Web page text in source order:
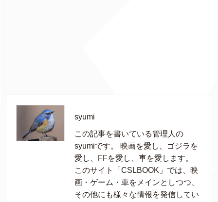
syumi
この記事を書いている管理人の
syumiです。 映画を愛し、ゴジラを
愛し、FFを愛し、車を愛します。
このサイト「CSLBOOK」では、映
画・ゲーム・車をメインとしつつ、
その他にも様々な情報を発信してい